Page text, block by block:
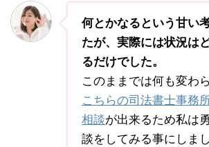
何とかなるという甘い
たが、実際には状況は
るだけでした。
このままでは何も変わら
こちらの司法書士事務
相談が出来るため私は
談をしてみる事にしまし